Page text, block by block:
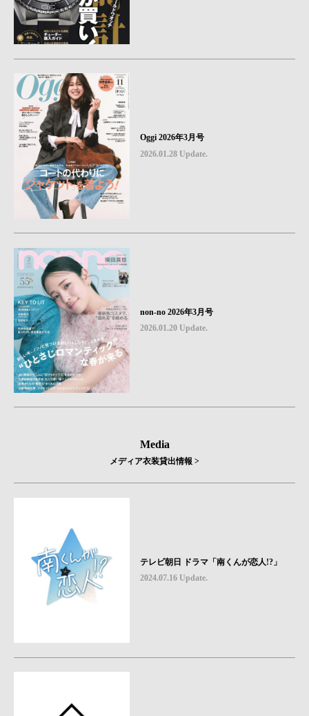
Oggi 2026年3月号
2026.01.28 Update.
non-no 2026年3月号
2026.01.20 Update.
Media
メディア衣装貸出情報 >
テレビ朝日 ドラマ「南くんが恋人!?」
2024.07.16 Update.